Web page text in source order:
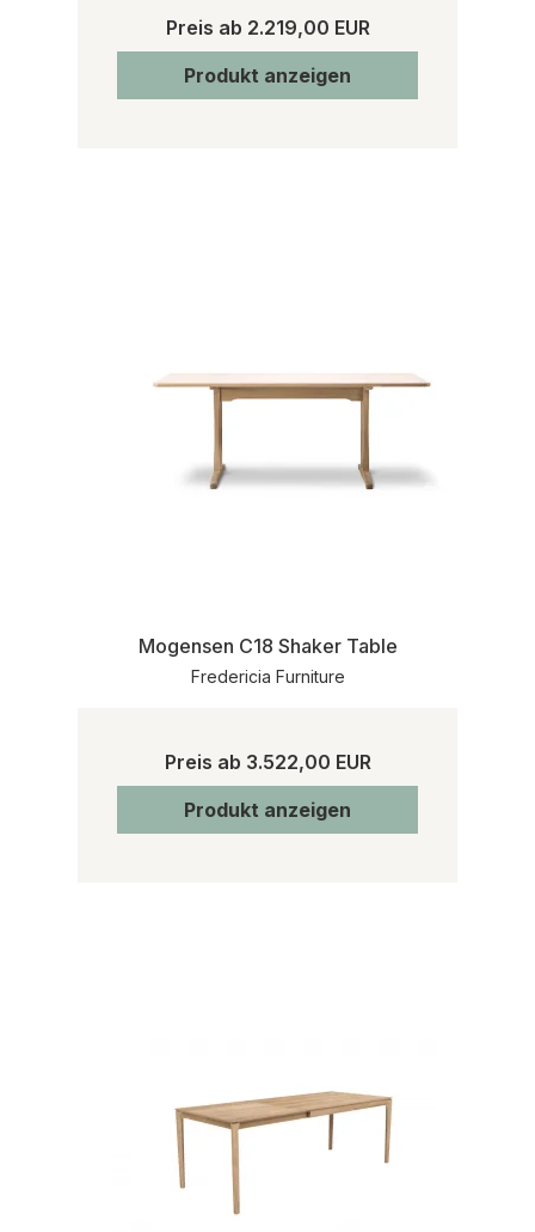
Preis ab 2.219,00 EUR
Produkt anzeigen
Mogensen C18 Shaker Table
Fredericia Furniture
Preis ab 3.522,00 EUR
Produkt anzeigen